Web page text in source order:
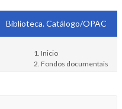
Biblioteca. Catálogo/OPAC
Inicio
Fondos documentais